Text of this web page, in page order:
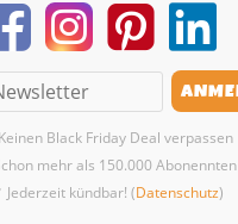
Black Friday Deal verpassen
mehr als 150.000 Abonennten
Jederzeit kündbar! (Datenschutz)